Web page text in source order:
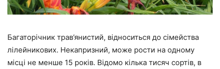
Багаторічник трав’янистий, відноситься до сімейства
лілейникових. Некапризний, може рости на одному
місці не менше 15 років. Відомо кілька тисяч сортів, в